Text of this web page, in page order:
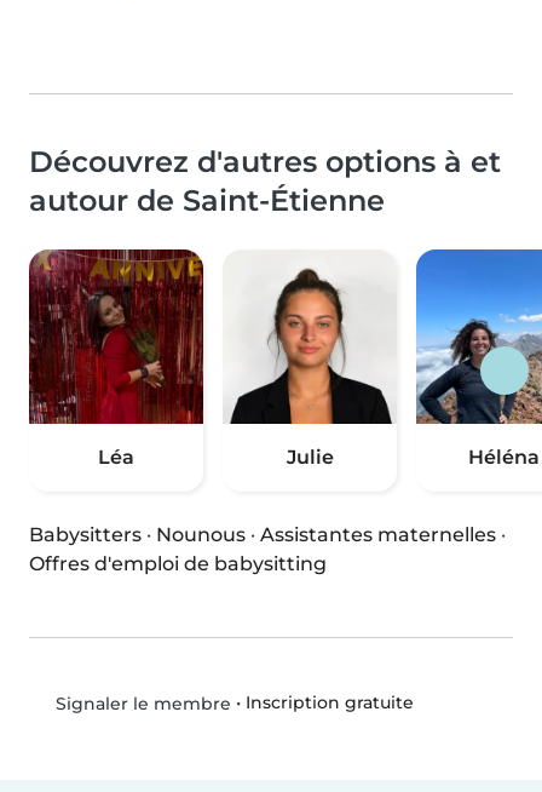
Découvrez d'autres options à et
autour de Saint-Étienne
Léa Julie Héléna
Babysitters · Nounous · Assistantes maternelles ·
Offres d'emploi de babysitting
Signaler le membre • Inscription gratuite